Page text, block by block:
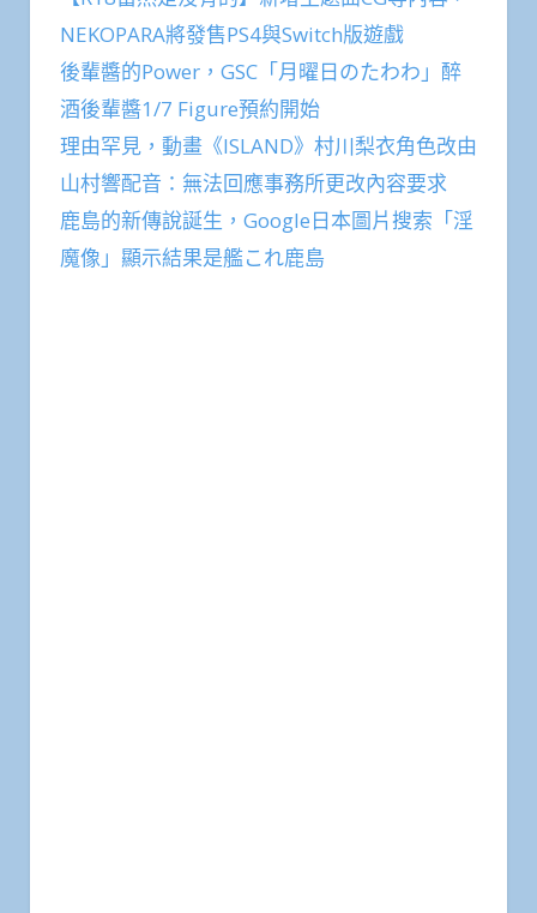
NEKOPARA將發售PS4與Switch版遊戲
後輩醬的Power，GSC「月曜日のたわわ」醉
酒後輩醬1/7 Figure預約開始
理由罕見，動畫《ISLAND》村川梨衣角色改由
山村響配音：無法回應事務所更改內容要求
鹿島的新傳說誕生，Google日本圖片搜索「淫
魔像」顯示結果是艦これ鹿島